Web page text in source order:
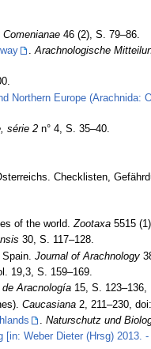
46 (2), S. 79–86.
.Arachnologische
Northern Europe (Arachnida:
série 2n° 4, S. 35–40.
Checklisten,
of the world.Zootaxa5515
30, S. 117–128.
Journal of Arachnology
19,3, S. 159–169.
Aracnología15, S. 123–136,
Caucasiana2, 211–230, doi:
Naturschutz und
Weber Dieter (Hrsg) 2013.